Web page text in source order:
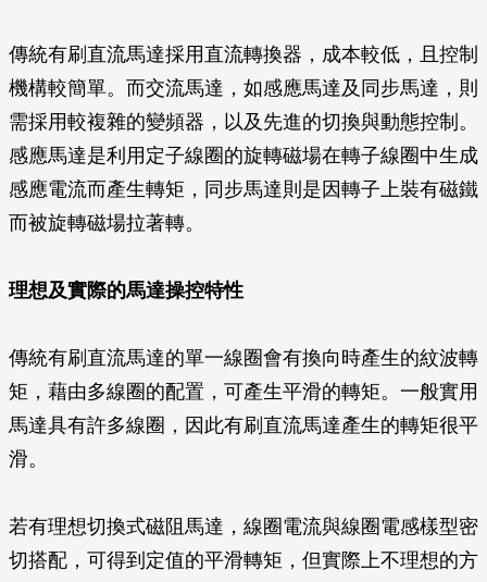
傳統有刷直流馬達採用直流轉換器，成本較低，且控制
機構較簡單。而交流馬達，如感應馬達及同步馬達，則
需採用較複雜的變頻器，以及先進的切換與動態控制。
感應馬達是利用定子線圈的旋轉磁場在轉子線圈中生成
感應電流而產生轉矩，同步馬達則是因轉子上裝有磁鐵
而被旋轉磁場拉著轉。
理想及實際的馬達操控特性
傳統有刷直流馬達的單一線圈會有換向時產生的紋波轉
矩，藉由多線圈的配置，可產生平滑的轉矩。一般實用
馬達具有許多線圈，因此有刷直流馬達產生的轉矩很平
滑。
若有理想切換式磁阻馬達，線圈電流與線圈電感樣型密
切搭配，可得到定值的平滑轉矩，但實際上不理想的方